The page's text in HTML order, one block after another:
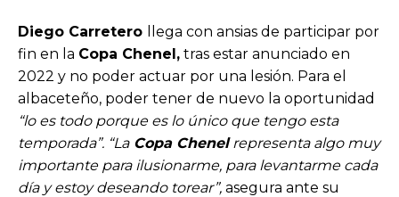
Diego Carretero
llega con ansias de participar por
fin en la Copa Chenel, tras estar anunciado en
2022 y no poder actuar por una lesión. Para el
albaceteño, poder tener de nuevo la oportunidad
“lo es todo porque es lo único que tengo esta
temporada”. “LaCopa Chenelrepresenta algo muy
importante para ilusionarme, para levantarme cada
día y estoy deseando torear”, asegura ante su